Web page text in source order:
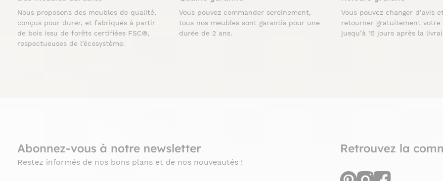
Nous proposons des meubles de qualité,
conçus pour durer, et fabriqués à partir
de bois issu de forêts certifiées FSC®,
respectueuses de l’écosystème.
Vous pouvez commander sereinement,
tous nos meubles sont garantis pour une
durée de 2 ans.
Vous pouvez changer d’avis
retourner gratuitement votre
jusqu’à 15 jours après la
Abonnez-vous à notre newsletter
Restez informés de nos bons plans et de nos nouveautés !
Retrouvez la